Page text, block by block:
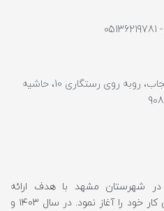
مشهد، شهرک غرب، میدان حجاب، روبه روی رستگاری 10، حاشیه
فروشگاه هستی در سال ۱۳۸۵ در شهرستان مشهد با هدف ارائه
گوشی‌های همراه و تجهیزات جانبی کار خود را آغاز نمود. در سال ۱۴۰۳ و